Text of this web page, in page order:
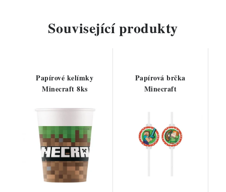
Související produkty
Papírové kelímky
Minecraft 8ks
Papírová brčka
Minecraft